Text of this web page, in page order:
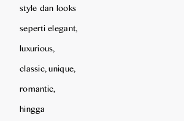
style dan looks
seperti elegant,
luxurious,
classic, unique,
romantic,
hingga